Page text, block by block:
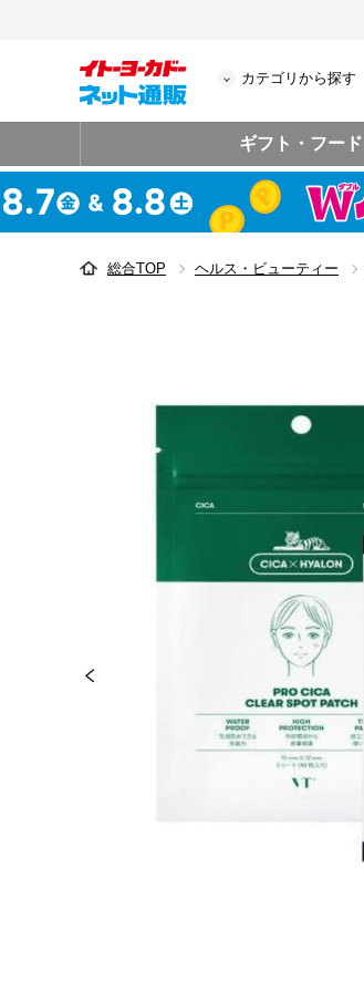
カテゴリから探す
ギフト・フード
総合TOP ヘルス・ビューティー